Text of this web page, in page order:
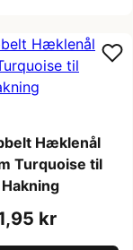
Hæklenål
Turquoise til
kr